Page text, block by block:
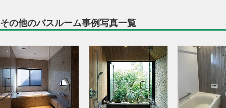
その他のバスルーム事例写真一覧